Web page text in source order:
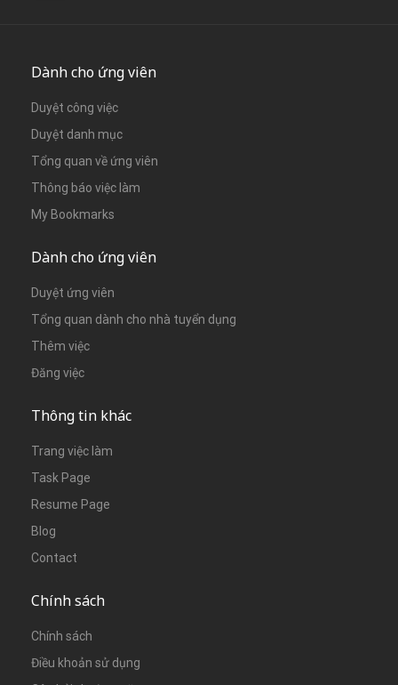
Dành cho ứng viên
Duyệt công việc
Duyệt danh mục
Tổng quan về ứng viên
Thông báo việc làm
My Bookmarks
Dành cho ứng viên
Duyệt ứng viên
Tổng quan dành cho nhà tuyển dụng
Thêm việc
Đăng việc
Thông tin khác
Trang việc làm
Task Page
Resume Page
Blog
Contact
Chính sách
Chính sách
Điều khoản sử dụng